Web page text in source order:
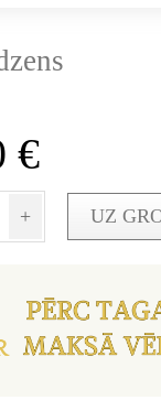
€
+ UZ